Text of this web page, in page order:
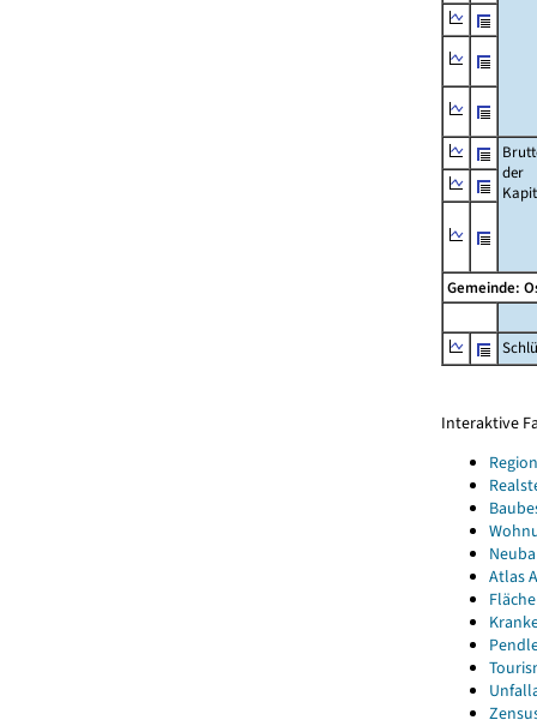
der
Gemeinde:
Interaktive
Atlas